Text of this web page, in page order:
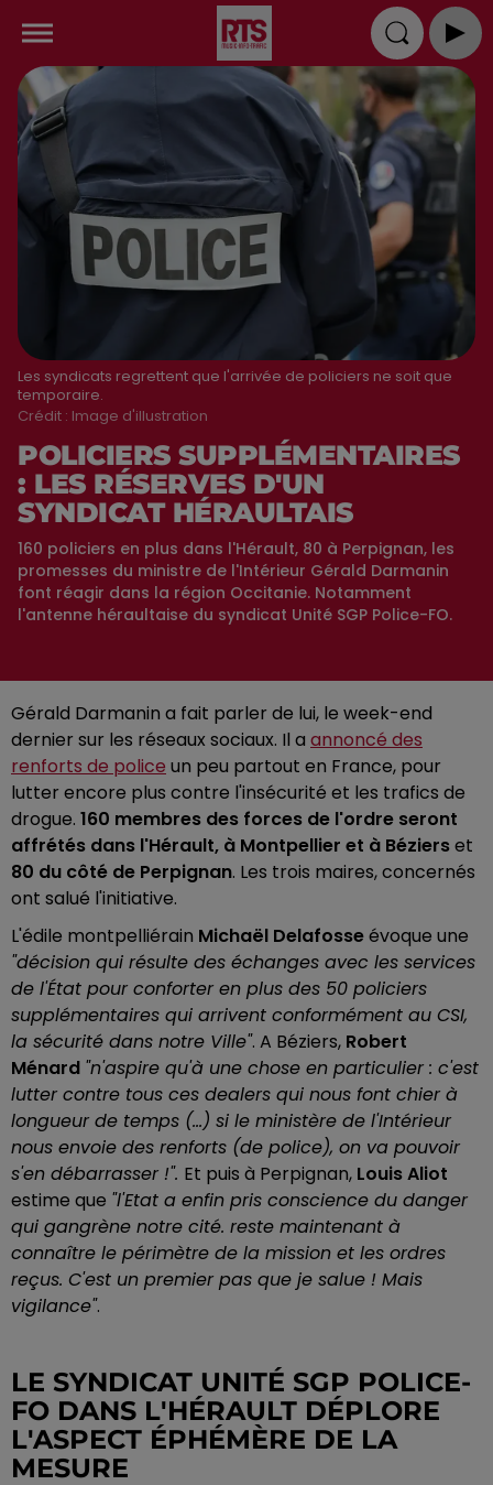
Les syndicats regrettent que l'arrivée de policiers ne soit que
temporaire.
Crédit : Image d'illustration
POLICIERS SUPPLÉMENTAIRES
: LES RÉSERVES D'UN
SYNDICAT HÉRAULTAIS
160 policiers en plus dans l'Hérault, 80 à Perpignan, les
promesses du ministre de l'Intérieur Gérald Darmanin
font réagir dans la région Occitanie. Notamment
l'antenne héraultaise du syndicat Unité SGP Police-FO.
Gérald Darmanin a fait parler de lui, le week-end
dernier sur les réseaux sociaux. Il a annoncé des
renforts de police un peu partout en France, pour
lutter encore plus contre l'insécurité et les trafics de
drogue. 160 membres des forces de l'ordre seront
affrétés dans l'Hérault, à Montpellier et à Bézierset
80 du côté de Perpignan. Les trois maires, concernés
ont salué l'initiative.
L'édile montpelliérain Michaël Delafosseévoque une
"décision qui résulte des échanges avec les services
de l'État pour conforter en plus des 50 policiers
supplémentaires qui arrivent conformément au CSI,
la sécurité dans notre Ville". A Béziers, Robert
Ménard "n'aspire qu'à une chose en particulier : c'est
lutter contre tous ces dealers qui nous font chier à
longueur de temps (...) si le ministère de l'Intérieur
nous envoie des renforts (de police), on va pouvoir
s'en débarrasser !". Et puis à Perpignan, Louis Aliot
estime que "l'Etat a enfin pris conscience du danger
qui gangrène notre cité. reste maintenant à
connaître le périmètre de la mission et les ordres
reçus. C'est un premier pas que je salue ! Mais
vigilance".
LE SYNDICAT UNITÉ SGP POLICE-
FO DANS L'HÉRAULT DÉPLORE
L'ASPECT ÉPHÉMÈRE DE LA
MESURE